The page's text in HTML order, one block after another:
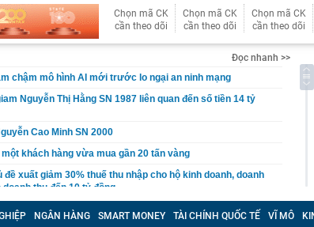
Chọn mã CK
cần theo dõi
Chọn mã CK
cần theo dõi
Chọn mã CK
cần theo dõi
Đọc nhanh >>
chậm mô hình AI mới trước lo ngại an ninh mạng
Nguyễn Thị Hằng SN 1987 liên quan đến số tiền 14 tỷ
Cao Minh SN 2000
một khách hàng vừa mua gần 20 tấn vàng
đề xuất giảm 30% thuế thu nhập cho hộ kinh doanh, doanh
doanh thu đến 10 tỷ đồng
lần lọt top đẹp nhất thế giới: Về Việt Nam làm Á hậu là phụ,
thứ này là chính
NGÂN HÀNG SMART MONEY TÀI CHÍNH QUỐC TẾ VĨ MÔ